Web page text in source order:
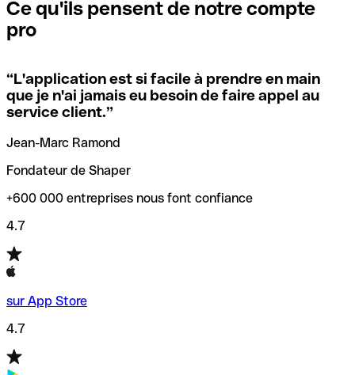
signifie que vous avez le code de l'une des succursales
locales.
Si vous n'êtes pas sûr du code SWIFT que vous devriez
utiliser, nous avons développé un outil de recherche de
codes SWIFT par nom de banque.
vérification/recherche de codes SWIFT. Ainsi, vous pouvez
trouver et vérifier vos codes SWIFT avant de réaliser vos
transferts d’argent.
Ce qu'ils pensent de notre compte
pro
“L'application est si facile à prendre en main
que je n'ai jamais eu besoin de faire appel au
service client.”
Jean-Marc Ramond
Fondateur de Shaper
+600 000 entreprises nous font confiance
4.7
sur App Store
4.7